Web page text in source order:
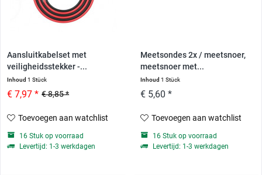
Aansluitkabelset met
veiligheidsstekker -...
Inhoud1 Stück
€ 8,85 *
€ 7,97 *
Toevoegen aan watchlist
16 Stuk op voorraad
Levertijd: 1-3 werkdagen
Meetsondes 2x / meetsnoer,
meetsnoer met...
Inhoud 1 Stück
€ 5,60 *
Toevoegen aan watchlist
16 Stuk op voorraad
Levertijd: 1-3 werkdagen